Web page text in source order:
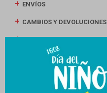
ENVÍOS
CAMBIOS Y DEVOLUCIONES